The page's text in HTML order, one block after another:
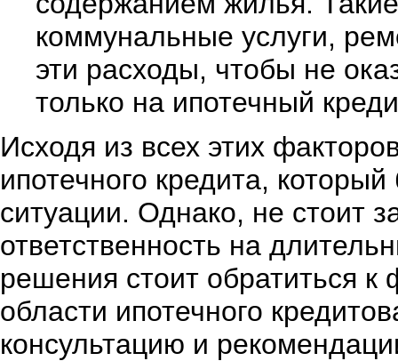
коммунальные услуги,
эти расходы, чтобы не
только на ипотечный
Исходя из всех этих
ипотечного кредита,
ситуации. Однако, не стоит
ответственность на
решения стоит обратиться к
области ипотечного
консультацию и